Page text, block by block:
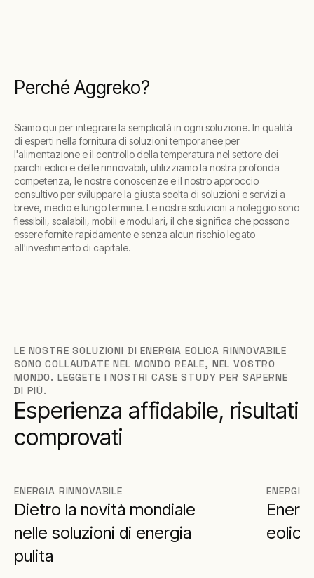
Perché Aggreko?
Siamo qui per integrare la semplicità in ogni soluzione. In qualità
di esperti nella fornitura di soluzioni temporanee per
l'alimentazione e il controllo della temperatura nel settore dei
parchi eolici e delle rinnovabili, utilizziamo la nostra profonda
competenza, le nostre conoscenze e il nostro approccio
consultivo per sviluppare la giusta scelta di soluzioni e servizi a
breve, medio e lungo termine. Le nostre soluzioni a noleggio sono
flessibili, scalabili, mobili e modulari, il che significa che possono
essere fornite rapidamente e senza alcun rischio legato
all'investimento di capitale.
LE NOSTRE SOLUZIONI DI ENERGIA EOLICA RINNOVABILE
SONO COLLAUDATE NEL MONDO REALE, NEL VOSTRO
MONDO. LEGGETE I NOSTRI CASE STUDY PER SAPERNE
DI PIÙ.
Esperienza affidabile, risultati
comprovati
ENERGIA RINNOVABILE
Dietro la novità mondiale
nelle soluzioni di energia
pulita
ENERGIA
eolici